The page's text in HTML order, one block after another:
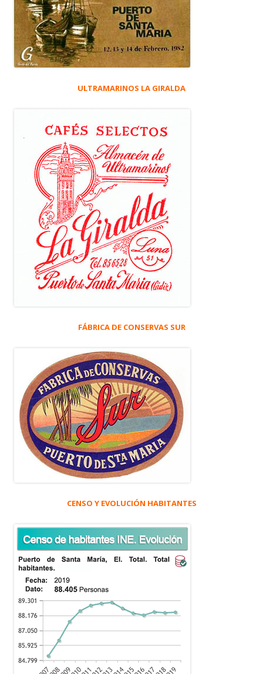
ULTRAMARINOS LA GIRALDA
FÁBRICA DE CONSERVAS SUR
CENSO Y EVOLUCIÓN HABITANTES